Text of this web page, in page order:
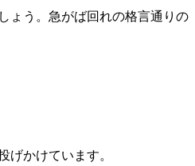
ょう。急がば回れの格言通りの
げかけています。